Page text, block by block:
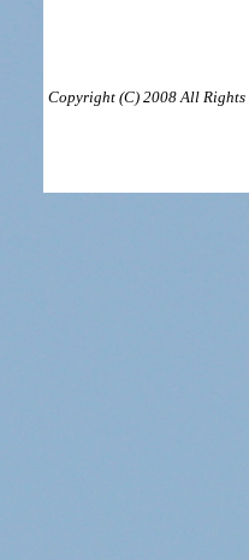
Copyright (C) 2008 All Rights